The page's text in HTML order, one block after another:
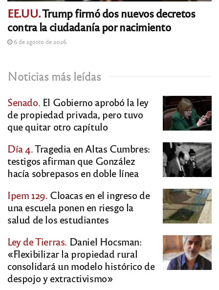
EE.UU.Trump firmó dos nuevos decretos
contra la ciudadanía por nacimiento
6 de agosto de 2026
Noticias más leídas
Senado. El Gobierno aprobó la ley
de propiedad privada, pero tuvo
que quitar otro capítulo
Día 4.Tragedia en Altas Cumbres:
testigos afirman que González
hacía sobrepasos en doble línea
Ipem 129. Cloacas en el ingreso de
una escuela ponen en riesgo la
salud de los estudiantes
Ley de Tierras. Daniel Hocsman:
«Flexibilizar la propiedad rural
consolidará un modelo histórico de
despojo y extractivismo»